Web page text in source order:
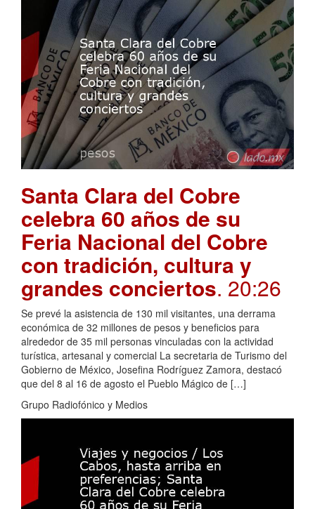
Santa Clara del Cobre
celebra 60 años de su
Feria Nacional del Cobre
con tradición, cultura y
grandes conciertos. 20:26
Se prevé la asistencia de 130 mil visitantes, una derrama
económica de 32 millones de pesos y beneficios para
alrededor de 35 mil personas vinculadas con la actividad
turística, artesanal y comercial La secretaria de Turismo del
Gobierno de México, Josefina Rodríguez Zamora, destacó
que del 8 al 16 de agosto el Pueblo Mágico de […]
Grupo Radiofónico y Medios